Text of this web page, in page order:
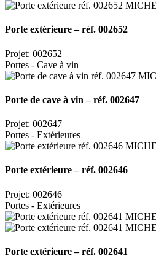
Porte extérieure – réf. 002652
Projet: 002652
Portes - Cave à vin
Porte de cave à vin – réf. 002647
Projet: 002647
Portes - Extérieures
Porte extérieure – réf. 002646
Projet: 002646
Portes - Extérieures
Porte extérieure – réf. 002641